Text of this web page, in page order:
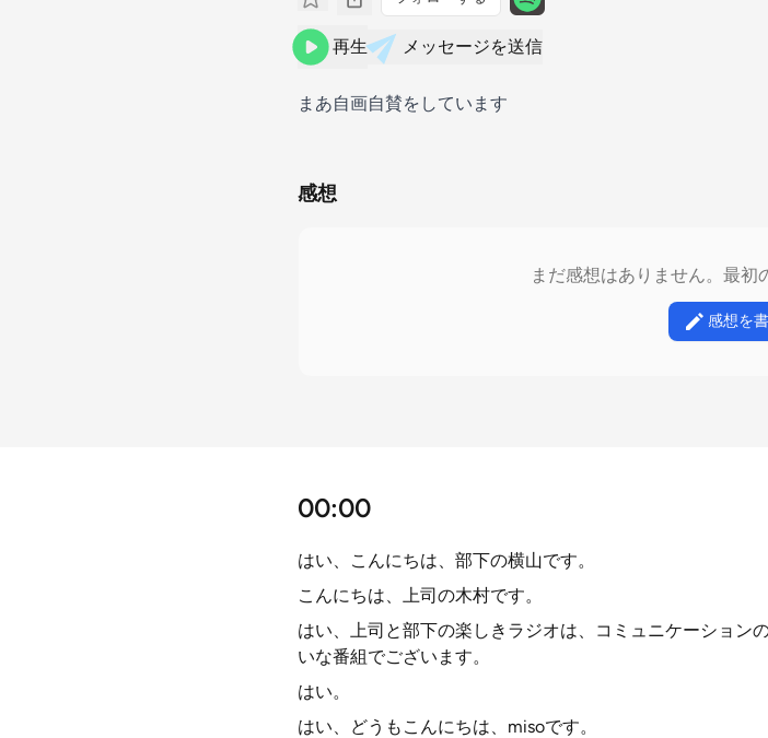
再生 メッセージを送信
まあ自画自賛をしています
感想
まだ感想はありません。最初
感想を書
00:00
はい、こんにちは、部下の横山です。
こんにちは、上司の木村です。
はい、上司と部下の楽しきラジオは、コミュニケーション
いな番組でございます。
はい。
はい、どうもこんにちは、misoです。